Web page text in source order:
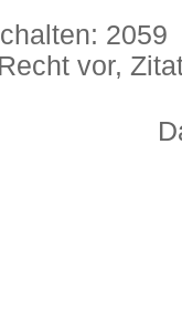
2059
vor,